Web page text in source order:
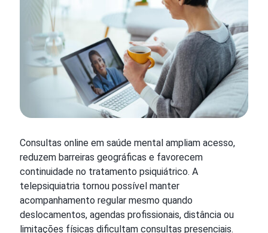
Consultas online em saúde mental ampliam acesso,
reduzem barreiras geográficas e favorecem
continuidade no tratamento psiquiátrico. A
telepsiquiatria tornou possível manter
acompanhamento regular mesmo quando
deslocamentos, agendas profissionais, distância ou
limitações físicas dificultam consultas presenciais.